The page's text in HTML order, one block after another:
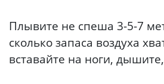
Плывите не спеша 3-5-7
сколько запаса воздуха
вставайте на ноги,